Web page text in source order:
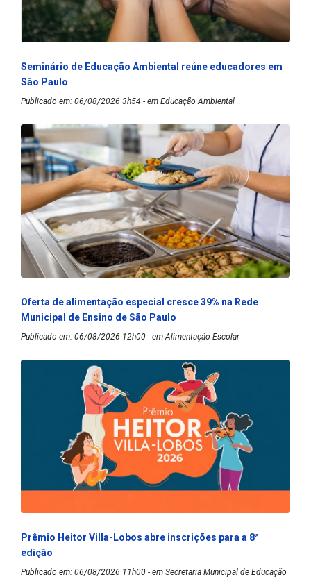
Seminário de Educação Ambiental reúne educadores em
São Paulo
Publicado em: 06/08/2026 3h54 - em Educação Ambiental
Oferta de alimentação especial cresce 39% na Rede
Municipal de Ensino de São Paulo
Publicado em: 06/08/2026 12h00 - em Alimentação Escolar
Prêmio Heitor Villa-Lobos abre inscrições para a 8ª
edição
Publicado em: 06/08/2026 11h00 - em Secretaria Municipal de Educação